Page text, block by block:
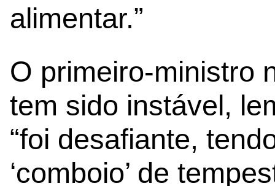
alimentar.”
O primeiro-ministro
tem sido instável,
“foi desafiante,
‘comboio’ de